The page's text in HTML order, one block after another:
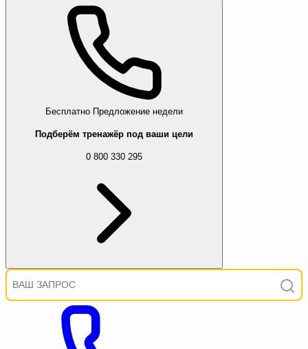
Бесплатно Предложение недели
Подберём тренажёр под ваши цели
0 800 330 295